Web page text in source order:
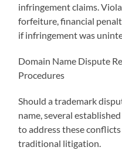
infringement claims.
forfeiture, financial
if infringement was
Domain Name Dispute
Procedures
Should a trademark
name, several
to address these
traditional litigation.